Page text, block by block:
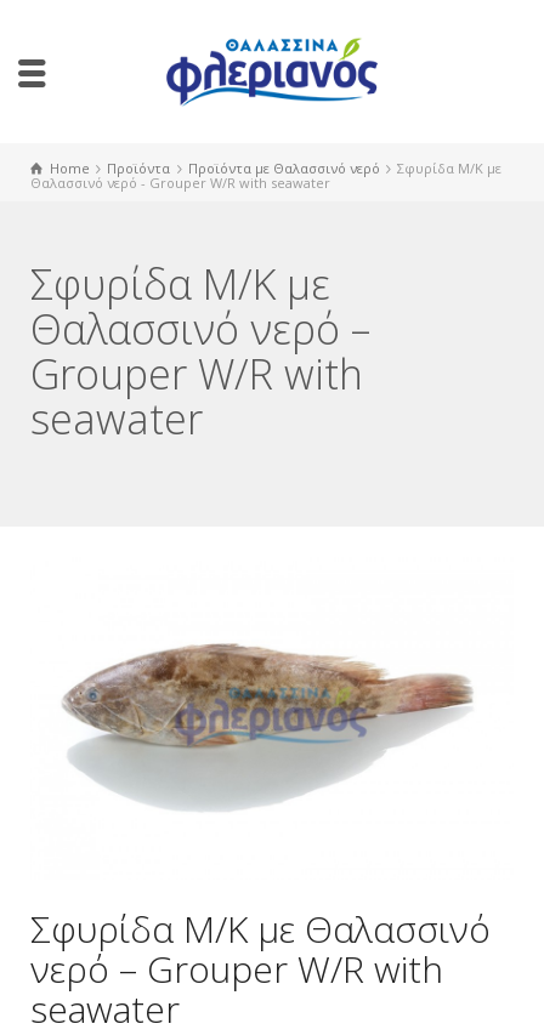
Home Προϊόντα Προϊόντα με Θαλασσινό νερό
Σφυρίδα Μ/Κ με
Θαλασσινό νερό - Grouper W/R with seawater
Σφυρίδα Μ/Κ με
Θαλασσινό νερό –
Grouper W/R with
seawater
Σφυρίδα Μ/Κ με Θαλασσινό
νερό – Grouper W/R with
seawater